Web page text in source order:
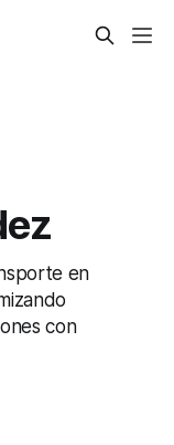
en
con